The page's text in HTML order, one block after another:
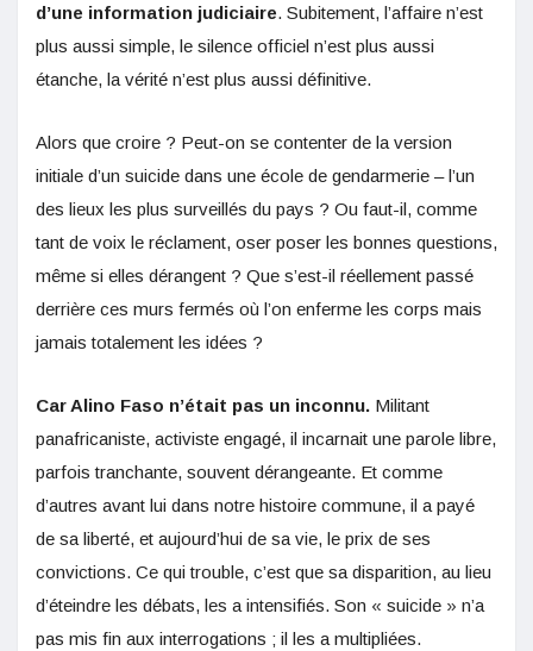
d’une information judiciaire. Subitement, l’affaire n’est
plus aussi simple, le silence officiel n’est plus aussi
étanche, la vérité n’est plus aussi définitive.
Alors que croire ? Peut-on se contenter de la version
initiale d’un suicide dans une école de gendarmerie – l’un
des lieux les plus surveillés du pays ? Ou faut-il, comme
tant de voix le réclament, oser poser les bonnes questions,
même si elles dérangent ? Que s’est-il réellement passé
derrière ces murs fermés où l’on enferme les corps mais
jamais totalement les idées ?
Car Alino Faso n’était pas un inconnu. Militant
panafricaniste, activiste engagé, il incarnait une parole libre,
parfois tranchante, souvent dérangeante. Et comme
d’autres avant lui dans notre histoire commune, il a payé
de sa liberté, et aujourd’hui de sa vie, le prix de ses
convictions. Ce qui trouble, c’est que sa disparition, au lieu
d’éteindre les débats, les a intensifiés. Son « suicide » n’a
pas mis fin aux interrogations ; il les a multipliées.